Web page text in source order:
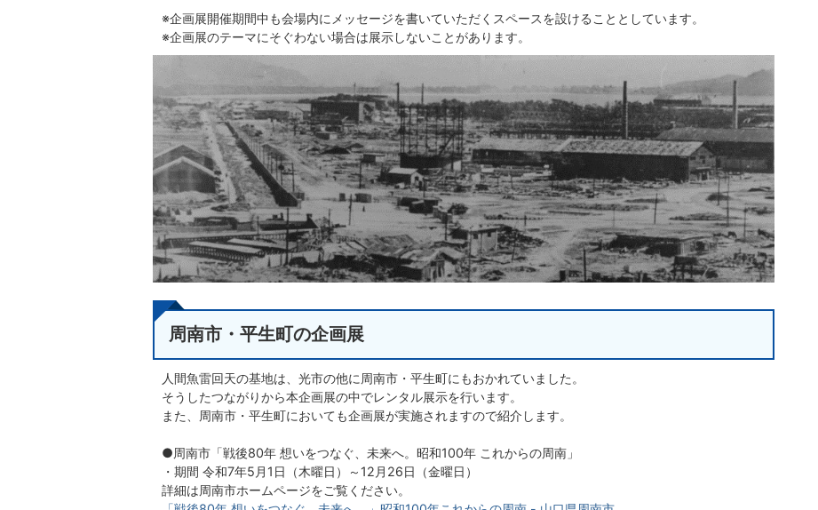
※企画展開催期間中も会場内にメッセージを書いていただくスペースを設けることとしています。
※企画展のテーマにそぐわない場合は展示しないことがあります。
周南市・平生町の企画展
人間魚雷回天の基地は、光市の他に周南市・平生町にもおかれていました。
そうしたつながりから本企画展の中でレンタル展示を行います。
また、周南市・平生町においても企画展が実施されますので紹介します。
●周南市「戦後80年 想いをつなぐ、未来へ。昭和100年 これからの周南」
・期間 令和7年5月1日（木曜日）～12月26日（金曜日）
詳細は周南市ホームページをご覧ください。